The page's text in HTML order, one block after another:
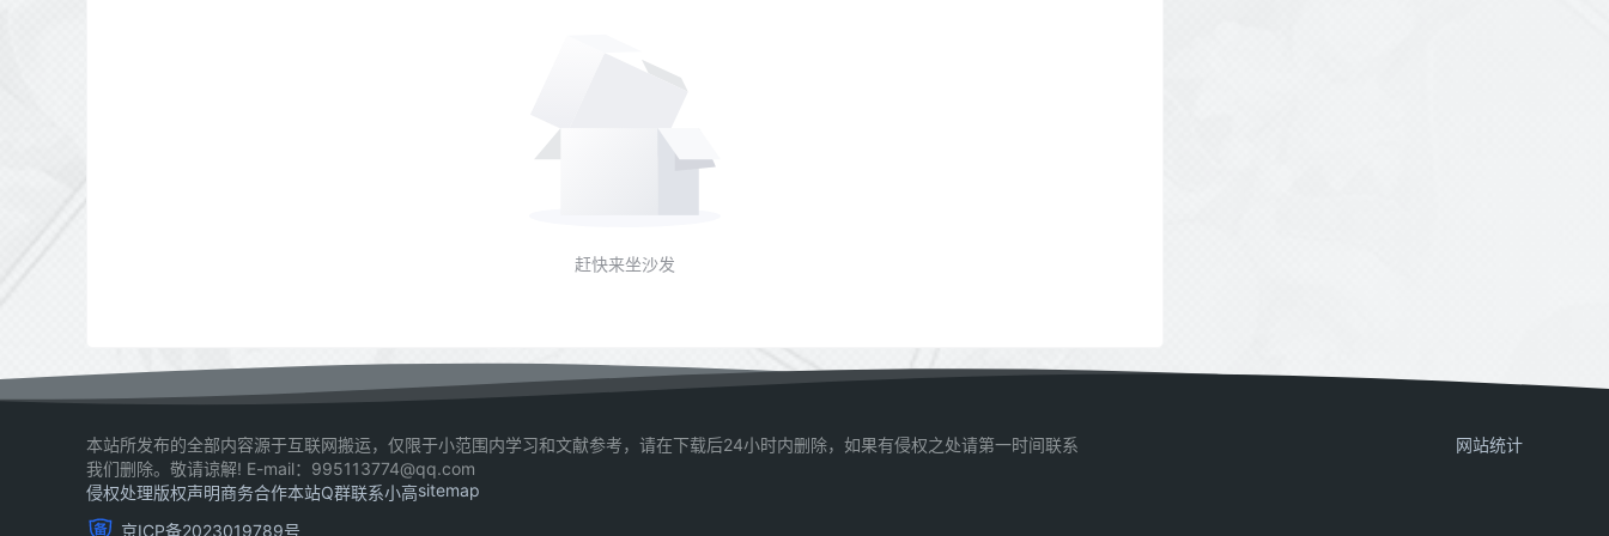
赶快来坐沙发
本站所发布的全部内容源于互联网搬运，仅限于小范围内学习和文献参考，请在下载后24小时内删除，如果有侵权之处请第一时间联系
我们删除。敬请谅解! E-mail：995113774@qq.com
侵权处理版权声明商务合作本站Q群联系小高sitemap
京ICP备2023019789号
网站统计